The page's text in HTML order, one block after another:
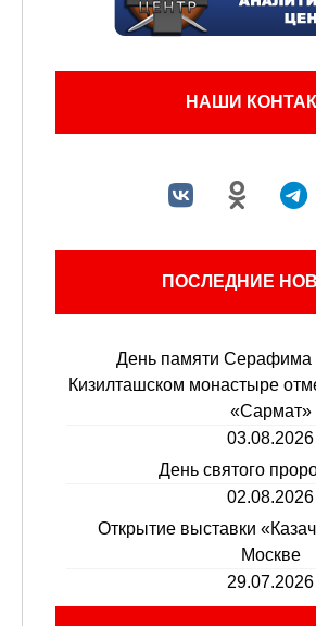
НАШИ
ПОСЛЕДНИЕ
День памяти Серафима
Кизилташском монастыре
«Сармат»
03.08.2026
День святого
02.08.2026
Открытие выставки
Москве
29.07.2026